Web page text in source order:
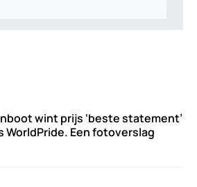
wint prijs ‘beste statement’
WorldPride. Een fotoverslag